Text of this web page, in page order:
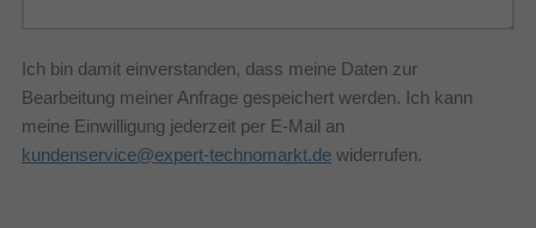
Ich bin damit einverstanden, dass meine Daten zur
Bearbeitung meiner Anfrage gespeichert werden. Ich kann
meine Einwilligung jederzeit per E-Mail an
kundenservice@expert-technomarkt.de widerrufen.